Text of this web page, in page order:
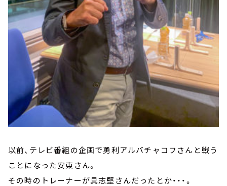
以前、テレビ番組の企画で勇利アルバチャコフさんと戦う
ことになった安東さん。
その時のトレーナーが具志堅さんだったとか・・・。